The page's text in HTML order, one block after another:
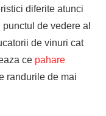
diferite atunci
de vedere al
de vinuri cat
ce pahare
randurile de mai